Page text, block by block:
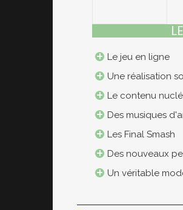
Le jeu en ligne
Une réalisation
Le contenu
Des musiques
Les Final Smash
Des nouveaux
Un véritable